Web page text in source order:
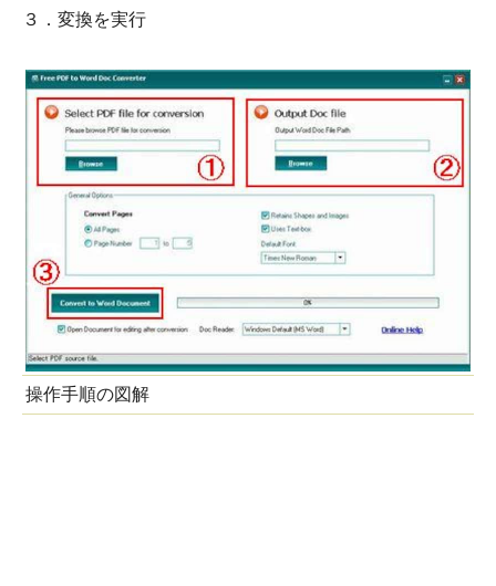
３．変換を実行
操作手順の図解